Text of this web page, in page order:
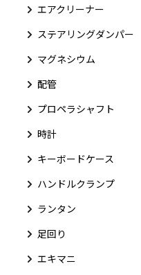
エアクリーナー
ステアリングダンパー
マグネシウム
配管
プロペラシャフト
時計
キーボードケース
ハンドルクランプ
ランタン
足回り
エキマニ